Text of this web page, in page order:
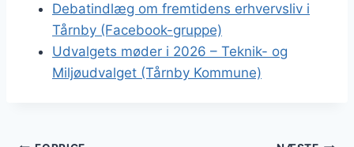
Debatindlæg om fremtidens erhvervsliv i
Tårnby (Facebook-gruppe)
Udvalgets møder i 2026 – Teknik- og
Miljøudvalget (Tårnby Kommune)